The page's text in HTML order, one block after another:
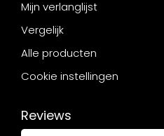
Mijn verlanglijst
Vergelijk
Alle producten
Cookie instellingen
Reviews